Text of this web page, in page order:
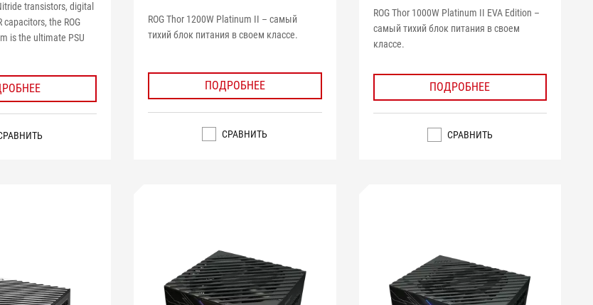
transistors, digital
capacitors, the ROG
is the ultimate PSU
ROG Thor 1200W Platinum II – самый
тихий блок питания в своем классе.
ПОДРОБНЕЕ
СРАВНИТЬ
ROG Thor 1000W Platinum II EVA Edition –
самый тихий блок питания в своем
классе.
ПОДРОБНЕЕ
СРАВНИТЬ